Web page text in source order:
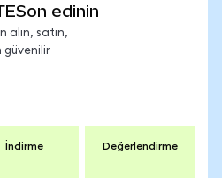
edinin
alın, satın,
güvenilir
İndirme Değerlendirme